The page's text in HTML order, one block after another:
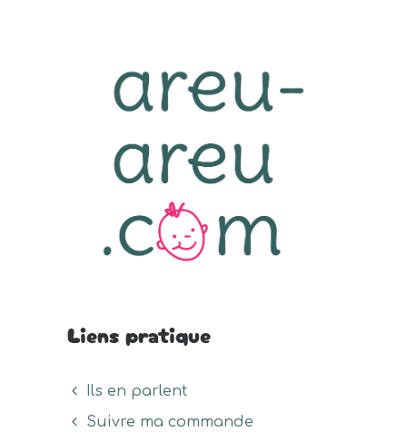
Liens pratique
Ils en parlent
Suivre ma commande